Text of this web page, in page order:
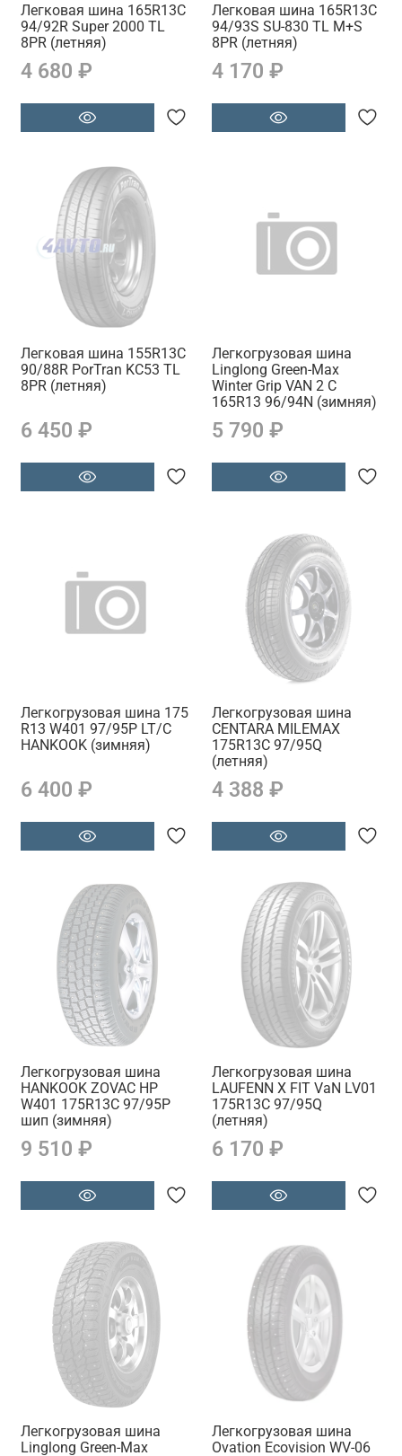
Легковая шина 165R13C
94/92R Super 2000 TL
8PR (летняя)
4 680 ₽
Легковая шина 165R13C
94/93S SU-830 TL M+S
8PR (летняя)
4 170 ₽
Легковая шина 155R13C
90/88R PorTran KC53 TL
8PR (летняя)
6 450 ₽
Легкогрузовая шина
Linglong Green-Max
Winter Grip VAN 2 C
165R13 96/94N (зимняя)
5 790 ₽
Легкогрузовая шина 175
R13 W401 97/95P LT/C
HANKOOK (зимняя)
6 400 ₽
Легкогрузовая шина
CENTARA MILEMAX
175R13C 97/95Q
(летняя)
4 388 ₽
Легкогрузовая шина
HANKOOK ZOVAC HP
W401 175R13C 97/95P
шип (зимняя)
9 510 ₽
Легкогрузовая шина
LAUFENN X FIT VaN LV01
175R13C 97/95Q
(летняя)
6 170 ₽
Легкогрузовая шина
Linglong Green-Max
Легкогрузовая шина
Ovation Ecovision WV-06